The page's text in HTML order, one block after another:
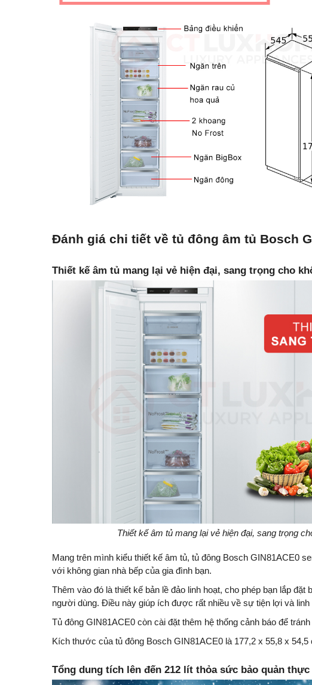
Đánh giá chi tiết về tủ đông âm tủ Bosch
Thiết kế âm tủ mang lại vẻ hiện đại, sang trọng cho
Thiết kế âm tủ mang lại vẻ hiện đại, sang trọng
Mang trên mình kiểu thiết kế âm tủ, tủ đông Bosch GIN81ACE0
với không gian nhà bếp của gia đình bạn.
Thêm vào đó là thiết kế bản lề đảo linh hoạt, cho phép bạn lắp
người dùng. Điều này giúp ích được rất nhiều về sự tiện lợi và linh
Tủ đông GIN81ACE0 còn cài đặt thêm hệ thống cảnh báo để
Kích thước của tủ đông Bosch GIN81ACE0 là 177,2 x 55,8 x
Tổng dung tích lên đến 212 lít thỏa sức bảo quản thực